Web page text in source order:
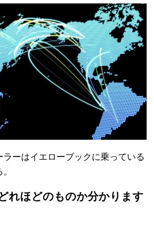
ラーはイエローブックに乗っている
れほどのものか分かります